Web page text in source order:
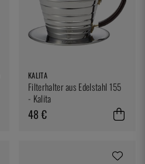
KALITA
Filterhalter aus Edelstahl 155
- Kalita
48 €